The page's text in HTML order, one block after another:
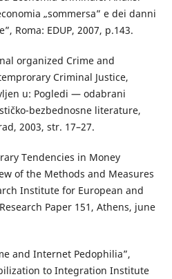
„sommersa” e dei danni
Roma: EDUP, 2007, p.143.
organized Crime and
Criminal Justice,
u: Pogledi — odabrani
bezbednosne literature,
2003, str. 17–27.
Tendencies in Money
of the Methods and Measures
Institute for European and
Paper 151, Athens, june
and Internet Pedophilia”,
to Integration Institute